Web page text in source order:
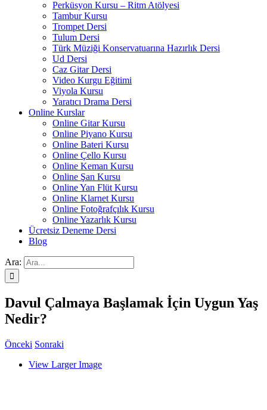
Perküsyon Kursu – Ritm Atölyesi
Tambur Kursu
Trompet Dersi
Tulum Dersi
Türk Müziği Konservatuarına Hazırlık Dersi
Ud Dersi
Caz Gitar Dersi
Video Kurgu Eğitimi
Viyola Kursu
Yaratıcı Drama Dersi
Online Kurslar
Online Gitar Kursu
Online Piyano Kursu
Online Bateri Kursu
Online Çello Kursu
Online Keman Kursu
Online Şan Kursu
Online Yan Flüt Kursu
Online Klarnet Kursu
Online Fotoğrafçılık Kursu
Online Yazarlık Kursu
Ücretsiz Deneme Dersi
Blog
Ara:
Davul Çalmaya Başlamak İçin Uygun Yaş
Nedir?
Önceki Sonraki
View Larger Image